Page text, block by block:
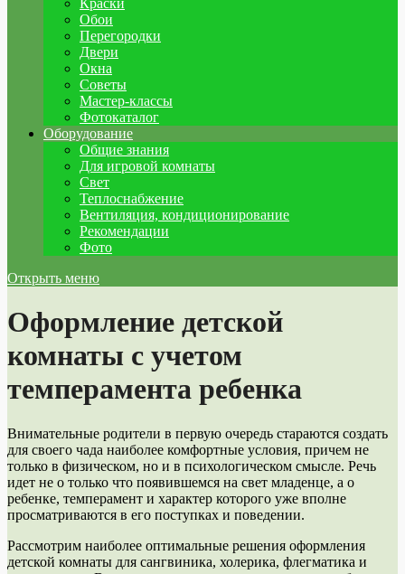
Краски
Обои
Перегородки
Двери
Окна
Советы
Мастер-классы
Фотокаталог
Оборудование
Общие знания
Для игровой комнаты
Свет
Теплоснабжение
Вентиляция, кондиционирование
Рекомендации
Фото
Открыть меню
Оформление детской
комнаты с учетом
темперамента ребенка
Внимательные родители в первую очередь стараются создать
для своего чада наиболее комфортные условия, причем не
только в физическом, но и в психологическом смысле. Речь
идет не о только что появившемся на свет младенце, а о
ребенке, темперамент и характер которого уже вполне
просматриваются в его поступках и поведении.
Рассмотрим наиболее оптимальные решения оформления
детской комнаты для сангвиника, холерика, флегматика и